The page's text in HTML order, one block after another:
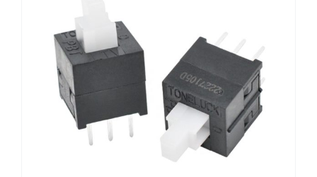
Interruptor de botão de pressão com
trava, 1A 12VDC / 0,1A 24VDC